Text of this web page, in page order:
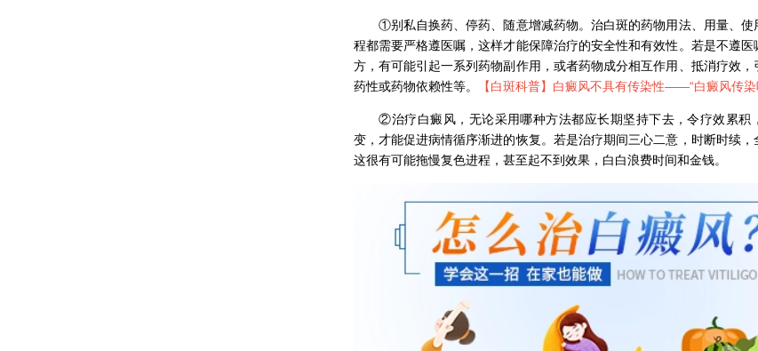
①别私自换药、停药、随意增减药物。治白斑的药物用法、用量、使
程都需要严格遵医嘱，这样才能保障治疗的安全性和有效性。若是不遵医
方，有可能引起一系列药物副作用，或者药物成分相互作用、抵消疗效，
药性或药物依赖性等。
【白斑科普】白癜风不具有传染性——“白癜风传
②治疗白癜风，无论采用哪种方法都应长期坚持下去，令疗效累积
变，才能促进病情循序渐进的恢复。若是治疗期间三心二意，时断时续，
这很有可能拖慢复色进程，甚至起不到效果，白白浪费时间和金钱。